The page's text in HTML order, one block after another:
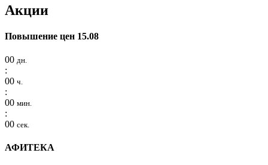
Акции
Повышение цен 15.08
00 дн.
:
00 ч.
:
00 мин.
:
00 сек.
АФИТЕКА